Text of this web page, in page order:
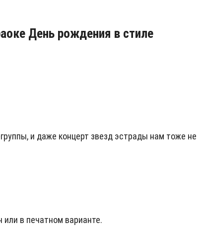
День рождения в стиле
и даже концерт звезд эстрады нам тоже не
или в печатном варианте.